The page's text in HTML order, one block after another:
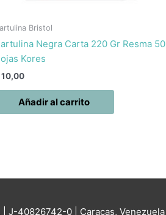
Bristol
Negra Carta 220 Gr Resma 50
Kores
10,00
Añadir al carrito
| J-40826742-0 | Caracas, Venezuela